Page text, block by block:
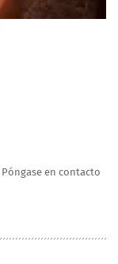
Póngase en contacto